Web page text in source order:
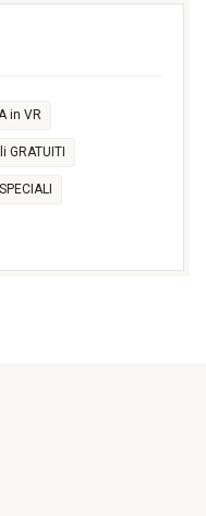
in VR
GRATUITI